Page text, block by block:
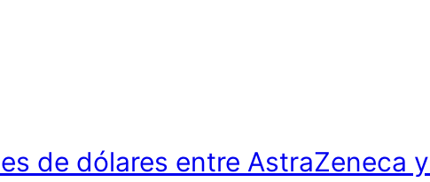
de dólares entre AstraZeneca